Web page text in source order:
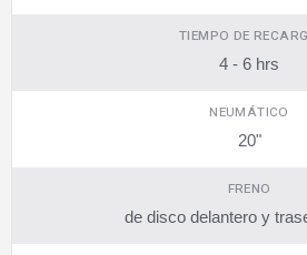
TIEMPO DE
4 - 6 hrs
NEUMÁTICO
20"
FRENO
de disco delantero y